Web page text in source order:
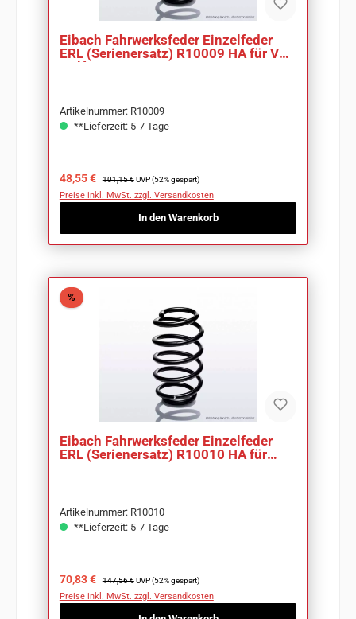
Eibach Fahrwerksfeder Einzelfeder
ERL (Serienersatz) R10009 HA für VW
Golf V 1K
Artikelnummer: R10009
**Lieferzeit: 5-7 Tage
Verkaufspreis:
48,55 € Regulärer Preis:
101,15 € UVP (52% gespart)
Preise inkl. MwSt. zzgl. Versandkosten
In den Warenkorb
%Rabatt
Eibach Fahrwerksfeder Einzelfeder
ERL (Serienersatz) R10010 HA für
Artikelnummer: R10010
**Lieferzeit: 5-7 Tage
Verkaufspreis:
70,83 € Regulärer Preis:
147,56 € UVP (52% gespart)
Preise inkl. MwSt. zzgl. Versandkosten